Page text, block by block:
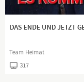
DAS ENDE UND JETZT
Team Heimat
317